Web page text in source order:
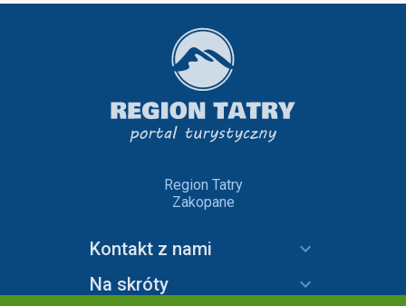
Region Tatry
Zakopane
Kontakt z nami
Na skróty